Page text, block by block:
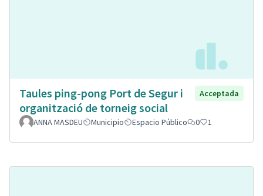
Taules ping-pong Port de Segur i
organització de torneig social
Acceptada
ANNA MASDEU Municipio Espacio Público 0 1